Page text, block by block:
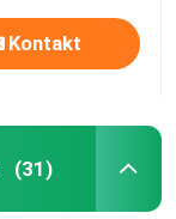
Kontakt
(31)